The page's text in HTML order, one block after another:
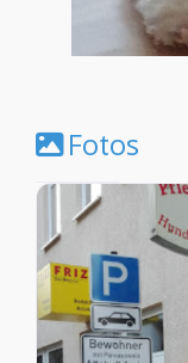
Fotos